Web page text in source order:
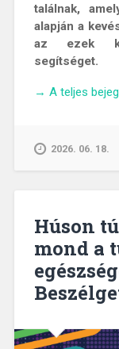
találnak,
alapján a
az ezek
segítséget.
„A
használt
Cite,
Chat
PDF
és
AI
→ A teljes
2026. 06. 18.
Húson
mond a